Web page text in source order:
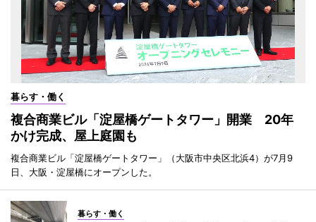
暮らす・働く
複合商業ビル「淀屋橋ゲートタワー」開業 20年
かけ完成、屋上庭園も
複合商業ビル「淀屋橋ゲートタワー」（大阪市中央区北浜4）が7月9
日、大阪・淀屋橋にオープンした。
暮らす・働く